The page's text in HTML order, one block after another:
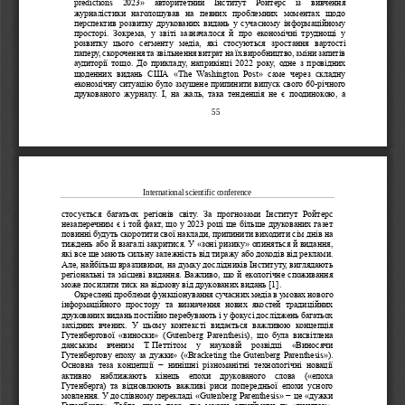
55
журналістики  наголошував  на  певних  проблемних  моментах  щодо
перспектив розвитку друкованих видань у сучасному інформаційному
просторі.  Зокрема,  у  звіті  зазначалося  й  про  економічні  труднощі  у
розвитку  цього  сегменту  медіа,  які  стосуються  зростання
вартості
паперу, скорочення та звільнення витрат на їх виробництво, зміни запитів
аудиторії тощо.  До  прикладу,  наприкінці  2022  року,  одне  з  провідних
щоденних  видань  США  «The  Washington  Post» саме  через  складну
економічну ситуацію було змушене припинити випуск свого 60-річного
друкованого  журналу.  І,  на  жаль,  така  тенденція  не  є  поодинокою,  а
International scientific conference
стосується  багатьох  регіонів  світу.  За  прогнозами  Інститут  Ройтерс
незаперечним є і той факт, що у 2023 році ще більше друкованих газет
повинні будуть скоротити свої наклади, припинити виходити сім днів на
тиждень або й взагалі закритися. У «зоні ризику» опиняться й видання,
які все ще мають сильну залежність від тиражу або доходів від реклами.
Але, найбільш вразливими, на думку дослідників Інституту, виглядають
регіональні та місцеві видання. Важливо, що й екологічне споживання
може посилити тиск на відмову від друкованих видань [1].
Окреслені проблеми функціонування сучасних медіа в умовах нового
інформаційного  простору  та  визначення  нових  якостей  традиційних
друкованих видань постійно перебувають і у фокусі досліджень багатьох
західних  вчених.  У  цьому  контексті  видається  важливою  концепція
Гутенбергової  «виноски»  (Gutenberg  Parenthesis),
що  була  висвітлена
данським   вченим   Т. Петтітом   у   науковій   розвідці   «Виносячи
Гутенбергову епоху за дужки» («Bracketing the Gutenberg Parenthesis»).
Основна  теза  концепції  −  нинішні  різноманітні  технологічні  новації
активно  наближають  кінець  епохи  друкованого  слова  («епоха
Гутенберга)  та  відновлюють  важливі  риси  попередньої  епохи  усного
мовлення. У дослівному перекладі «Gutenberg Parenthesis» − це «дужки